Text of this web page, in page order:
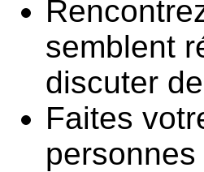
semblent
discuter
Faites